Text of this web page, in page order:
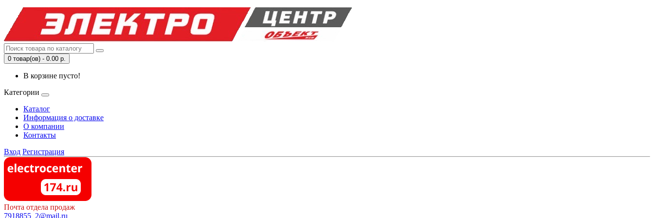
0 товар(ов) - 0.00 р.
В корзине пусто!
Категории
Каталог
Информация о доставке
О компании
Контакты
Вход Регистрация
Почта отдела продаж
7918855_2@mail.ru